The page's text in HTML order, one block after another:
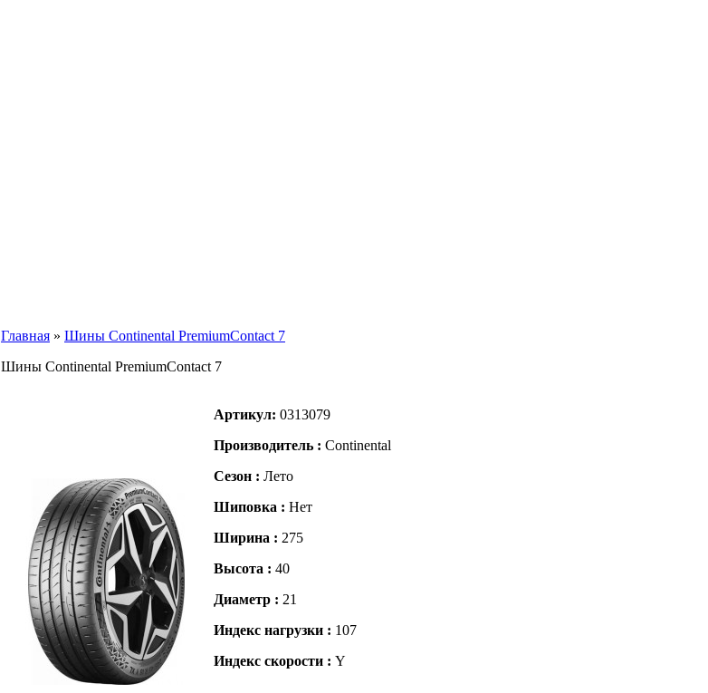
Главная » Шины Continental PremiumContact 7
Шины Continental PremiumContact 7
Артикул: 0313079
Производитель : Continental
Сезон : Лето
Шиповка : Нет
Ширина : 275
Высота : 40
Диаметр : 21
Индекс нагрузки : 107
Индекс скорости : Y